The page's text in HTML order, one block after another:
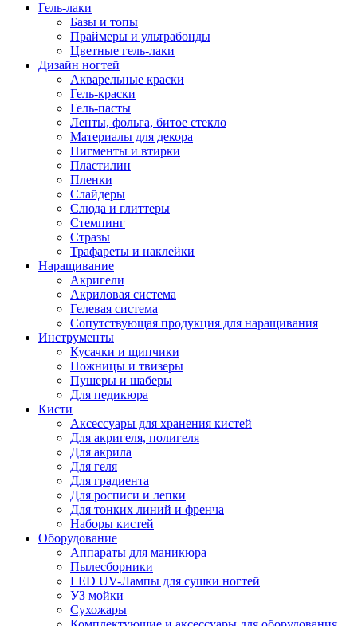
Гель-лаки
Базы и топы
Праймеры и ультрабонды
Цветные гель-лаки
Дизайн ногтей
Акварельные краски
Гель-краски
Гель-пасты
Ленты, фольга, битое стекло
Материалы для декора
Пигменты и втирки
Пластилин
Пленки
Слайдеры
Слюда и глиттеры
Стемпинг
Стразы
Трафареты и наклейки
Наращивание
Акригели
Акриловая система
Гелевая система
Сопутствующая продукция для наращивания
Инструменты
Кусачки и щипчики
Ножницы и твизеры
Пушеры и шаберы
Для педикюра
Кисти
Аксессуары для хранения кистей
Для акригеля, полигеля
Для акрила
Для геля
Для градиента
Для росписи и лепки
Для тонких линий и френча
Наборы кистей
Оборудование
Аппараты для маникюра
Пылесборники
LED UV-Лампы для сушки ногтей
УЗ мойки
Сухожары